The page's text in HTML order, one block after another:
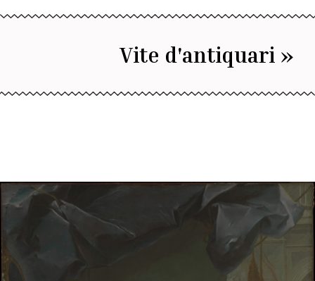
Vite d'antiquari »